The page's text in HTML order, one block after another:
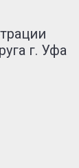
г. Уфа